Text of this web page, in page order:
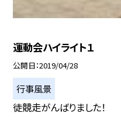
運動会ハイライト１
公開日 2019/04/28
行事風景
徒競走がんばりました！